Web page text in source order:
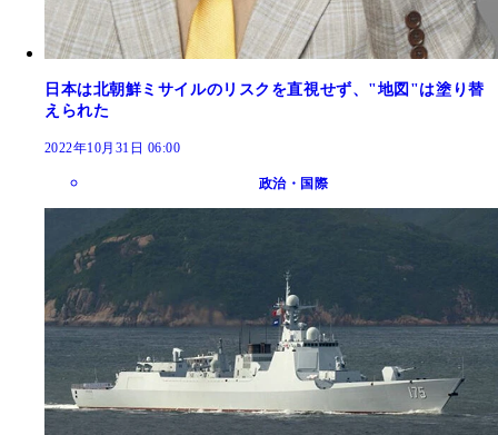
日本は北朝鮮ミサイルのリスクを直視せず、"地図"は塗り替
えられた
2022年10月31日 06:00
政治・国際